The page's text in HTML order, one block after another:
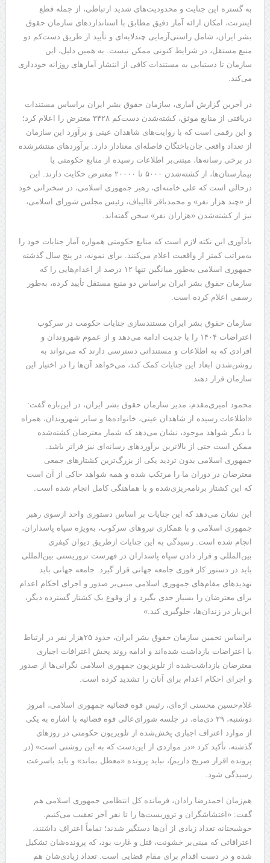
به گستره این جنایت و محدودیت‌های شدید ارتباطی، از جمله قطع
اینترنت، امکان ارائه آمار دقیق مطابق با استانداردهای سازمان حقوق
بشر ایران، شامل راستی‌آزمایی چندلایه‌ای و تأیید از طریق دست‌کم دو
منبع مستقل، در شرایط کنونی ممکن نیست. به همین دلیل، این
سازمان تا دستیابی به مستندات کافی از انتشار آمارهای روزانه خودداری
می‌کند.
در آخرین گزارش آماری، سازمان حقوق بشر ایران براساس مستندات
دریافتی از منابع موثق، کشته‌شدن دست‌کم ۳۴۲۸ معترض را اعلام کرد؛
و این رقمی است که با روایت‌های شاهدان عینی و برآورد این سازمان
از تعداد واقعی جان‌باختگان فاصله‌ای معنادار دارد. برآوردهای منتشرشده
در برخی رسانه‌ها، مبتنی‌بر اطلاعات رسیده از منابع حکومتی یا
بیمارستان‌ها، از کشته‌شدن ۵۰۰۰ تا ۲۰۰۰۰ معترض حکایت دارند. این
درحالی است که علی خامنه‌ای، رهبر جمهوری اسلامی، در سخنرانی خود
از «چند هزار نفر» و محمدباقر قالیباف، رئیس مجلس شورای اسلامی،
نیز از کشته‌شدن «هزاران نفر» سخن گفته‌اند.
یادآوری این نکته لازم است که منابع حکومتی همواره آمار جنایات خود را
به‌مراتب کمتر از واقعیت اعلام می‌کنند. برای نمونه، در پنج سال گذشته
جمهوری اسلامی به‌طور میانگین تنها ۱۲ درصد از اعدام‌هایی را که
سازمان حقوق بشر ایران براساس دو منبع مستقل تأیید کرده، به‌طور
رسمی اعلام کرده است.
سازمان حقوق بشر ایران مستندسازی جنایات حکومت در سرکوب
اعتراضات ۱۴۰۴ را با جدیت ادامه می‌دهد و از عموم شهروندان و
افرادی که به اطلاعات و مستنداتی دسترسی دارند که می‌تواند به
روشن‌شدن ابعاد این جنایات کمک کند، می‌خواهد آن‌ها را در اختیار این
سازمان قرار دهند.
محمود امیری‌مقدم، مدیر سازمان حقوق بشر ایران، در این‌باره گفت:
«اطلاعات رسیده از شاهدان عینی، خانواده‌ها و سایر شهروندان، همراه
با دیگر شواهد موجود، نشان می‌دهد که شمار معترضان کشته‌شده
ممکن است حتی از بالاترین برآوردهای رسانه‌ای نیز فراتر باشد.
جمهوری اسلامی بدون تردید یکی از بزرگ‌ترین کشتارهای جمعی
معترضان در دوران ما را مرتکب شده و همه شواهد حاکی از آن است
که این کشتار برنامه‌ریزی‌شده و با هماهنگی کامل انجام شده است.
این نشان می‌دهد که این جنایات بر اساس دستوری واحد ازسوی رهبر
جمهوری اسلامی و با همکاری نیروهای سرکوب، به‌ویژه سپاه پاسداران،
انجام شده است. رسیدگی به این جنایات ازطریق دیوان کیفری
بین‌المللی و قرار دادن سپاه پاسداران در فهرست تروریستی بین‌المللی
باید در دستور کار فوری جامعه جهانی قرار گیرد. جامعه جهانی باید
تهدیدهای مقام‌های جمهوری اسلامی مبنی‌بر صدور و اجرای احکام اعدام
برای معترضان را بسیار جدی بگیرد و از وقوع یک کشتار گسترده دیگر،
این‌بار در زندان‌ها، جلوگیری کند.»
براساس تخمین سازمان حقوق بشر ایران، حدود ۲۵هزار نفر در ارتباط
با اعتراضات بازداشت شده‌‌اند و ادامه روند پخش اعترافات اجباری
معترضان بازداشت‌شده از تلویزیون جمهوری اسلامی نگرانی‌ها از صدور
و اجرای احکام اعدام برای آنان را تشدید کرده است.
غلام‌حسین محسنی اژه‌ای، رئیس قوه قضائیه جمهوری اسلامی، امروز
دوشنبه، ۲۹ دی‌ماه، در جلسه شورای‌عالی قوه قضائیه با اشاره به یکی
از موارد اعتراف اجباری پخش‌شده از تلویزیون حکومتی در روزهای
گذشته، تأکید کرد «در مواردی از این‌دست که به این روشنی است» (در
پرونده اقرار صریح داریم)، نباید پرونده «معطل بماند» و باید باسرعت
رسیدگی شود.
هم‌زمان احمدرضا رادان، فرمانده کل انتظامی جمهوری اسلامی هم
گفت: «اغتشاشگران و تروریست‌ها را تا نفر آخر تعقیب می‌کنیم.
خوشبختانه تعداد زیادی از آن‌ها دستگیر شدند؛ تماماً اعتراف داشتند،
اعترافاتی که مبنی‌بر خشونت، قتل و غارت بود، که پرونده‌شان تشکیل
شده و در دست اقدام برای مقام قضایی است. تعداد زیادی‌شان هم